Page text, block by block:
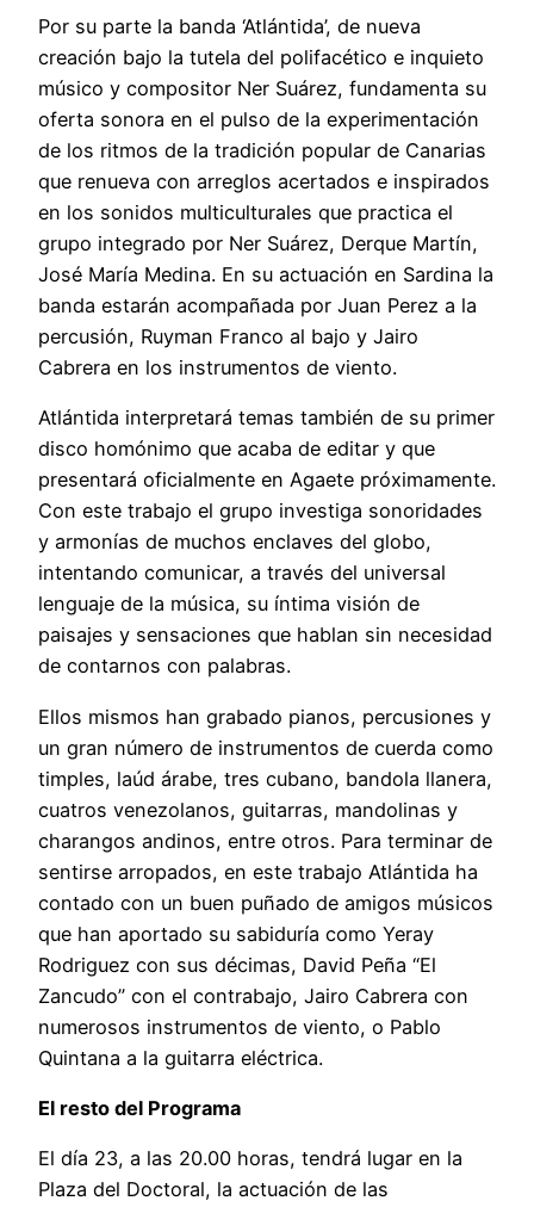
Por su parte la banda ‘Atlántida’, de nueva
creación bajo la tutela del polifacético e inquieto
músico y compositor Ner Suárez, fundamenta su
oferta sonora en el pulso de la experimentación
de los ritmos de la tradición popular de Canarias
que renueva con arreglos acertados e inspirados
en los sonidos multiculturales que practica el
grupo integrado por Ner Suárez, Derque Martín,
José María Medina. En su actuación en Sardina la
banda estarán acompañada por Juan Perez a la
percusión, Ruyman Franco al bajo y Jairo
Cabrera en los instrumentos de viento.
Atlántida interpretará temas también de su primer
disco homónimo que acaba de editar y que
presentará oficialmente en Agaete próximamente.
Con este trabajo el grupo investiga sonoridades
y armonías de muchos enclaves del globo,
intentando comunicar, a través del universal
lenguaje de la música, su íntima visión de
paisajes y sensaciones que hablan sin necesidad
de contarnos con palabras.
Ellos mismos han grabado pianos, percusiones y
un gran número de instrumentos de cuerda como
timples, laúd árabe, tres cubano, bandola llanera,
cuatros venezolanos, guitarras, mandolinas y
charangos andinos, entre otros. Para terminar de
sentirse arropados, en este trabajo Atlántida ha
contado con un buen puñado de amigos músicos
que han aportado su sabiduría como Yeray
Rodriguez con sus décimas, David Peña “El
Zancudo” con el contrabajo, Jairo Cabrera con
numerosos instrumentos de viento, o Pablo
Quintana a la guitarra eléctrica.
El resto del Programa
El día 23, a las 20.00 horas, tendrá lugar en la
Plaza del Doctoral, la actuación de las